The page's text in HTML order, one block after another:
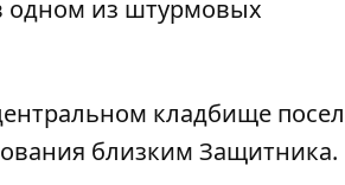
одном из штурмовых
кладбище
близким Защитника.